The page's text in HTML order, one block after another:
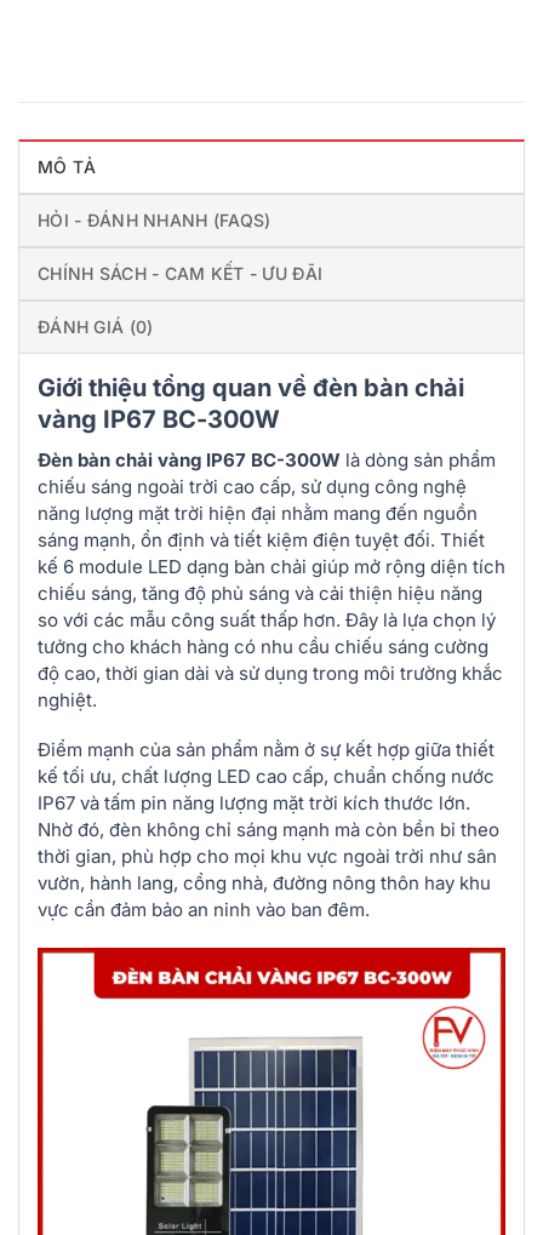
MÔ TẢ
HỎI - ĐÁNH NHANH (FAQS)
CHÍNH SÁCH - CAM KẾT - ƯU ĐÃI
ĐÁNH GIÁ (0)
Giới thiệu tổng quan về đèn bàn chải
vàng IP67 BC-300W
Đèn bàn chải vàng IP67 BC-300W là dòng sản phẩm
chiếu sáng ngoài trời cao cấp, sử dụng công nghệ
năng lượng mặt trời hiện đại nhằm mang đến nguồn
sáng mạnh, ổn định và tiết kiệm điện tuyệt đối. Thiết
kế 6 module LED dạng bàn chải giúp mở rộng diện tích
chiếu sáng, tăng độ phủ sáng và cải thiện hiệu năng
so với các mẫu công suất thấp hơn. Đây là lựa chọn lý
tưởng cho khách hàng có nhu cầu chiếu sáng cường
độ cao, thời gian dài và sử dụng trong môi trường khắc
nghiệt.
Điểm mạnh của sản phẩm nằm ở sự kết hợp giữa thiết
kế tối ưu, chất lượng LED cao cấp, chuẩn chống nước
IP67 và tấm pin năng lượng mặt trời kích thước lớn.
Nhờ đó, đèn không chỉ sáng mạnh mà còn bền bỉ theo
thời gian, phù hợp cho mọi khu vực ngoài trời như sân
vườn, hành lang, cổng nhà, đường nông thôn hay khu
vực cần đảm bảo an ninh vào ban đêm.